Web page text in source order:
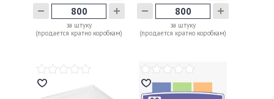
за штуку
(продается кратно коробкам)
за штуку
(продается кратно коробкам)